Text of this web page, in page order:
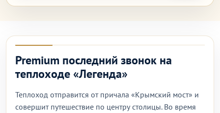
Premium последний звонок на
теплоходе «Легенда»
Теплоход отправится от причала «Крымский мост» и
совершит путешествие по центру столицы. Во время